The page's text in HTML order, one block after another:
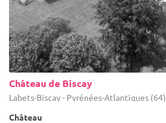
Château de Biscay
Labets-Biscay - Pyrénées-Atlantiques (64)
Château